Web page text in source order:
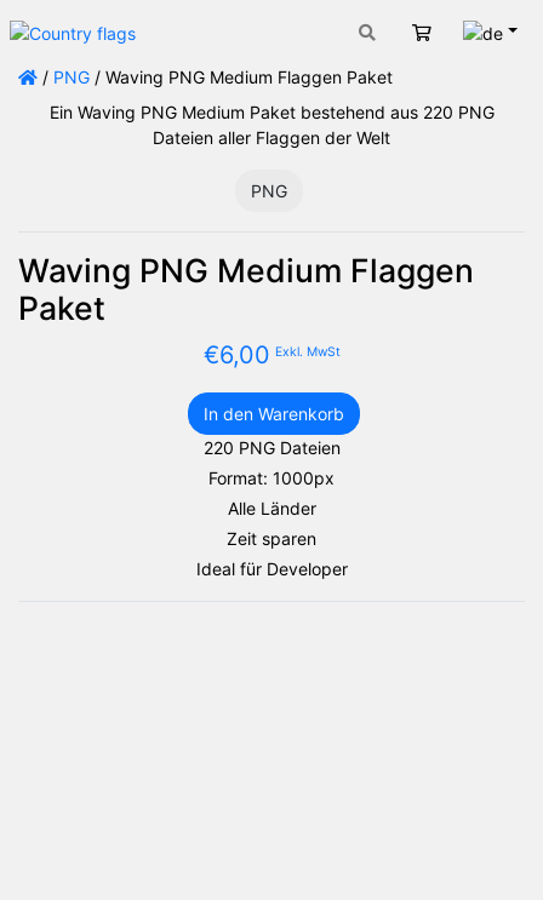
Warenkorb
/ PNG / Waving PNG Medium Flaggen Paket
Ein Waving PNG Medium Paket bestehend aus 220 PNG
Dateien aller Flaggen der Welt
PNG
Waving PNG Medium Flaggen
Paket
€6,00 Exkl. MwSt
Waving
PNG
Medium
Flaggen
Paket
In den Warenkorb
220 PNG Dateien
Format: 1000px
Alle Länder
Zeit sparen
Ideal für Developer